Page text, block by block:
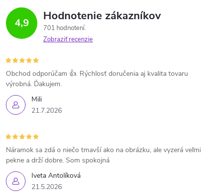
4,9 Hodnotenie zákazníkov
701 hodnotení
Zobraziť recenzie
Mili
21.7.2026
Obchod odporúčam 👍. Rýchlosť doručenia aj kvalita tovaru
výrobná. Ďakujem.
Iveta Antolíková
21.5.2026
Náramok sa zdá o niečo tmavší ako na obrázku, ale vyzerá veľmi
pekne a drží dobre. Som spokojná